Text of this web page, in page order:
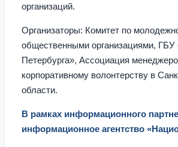
организаций.
Организаторы: Комитет по
общественными организациями,
Петербурга», Ассоциация
корпоративному волонтерству в
области.
В рамках информационного
информационное агентство